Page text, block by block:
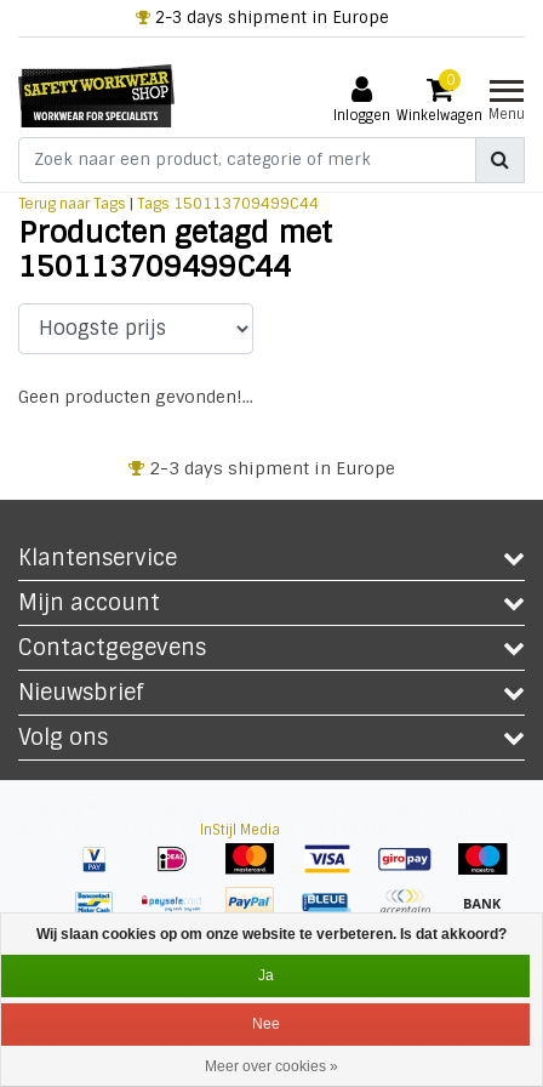
2-3 days shipment in Europe
Inloggen
0
Winkelwagen Menu
Terug naar Tags | Tags 150113709499C44
Producten getagd met
150113709499C44
Geen producten gevonden!...
2-3 days shipment in Europe
Klantenservice
Mijn account
Contactgegevens
Nieuwsbrief
Volg ons
InStijl Media
Menu Inloggen
Wij slaan cookies op om onze website te verbeteren. Is dat akkoord?
Ja
Nee
Meer over cookies »